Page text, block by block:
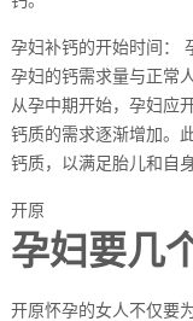
孕妇补钙的开始时间：
孕妇的钙需求量与正常
从孕中期开始，孕妇应
钙质的需求逐渐增加。
钙质，以满足胎儿和自
开原
孕妇要几
开原怀孕的女人不仅要